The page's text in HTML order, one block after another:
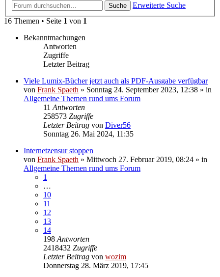
Suche
Erweiterte Suche
16 Themen • Seite 1 von 1
Bekanntmachungen
Antworten
Zugriffe
Letzter Beitrag
Viele Lumix-Bücher jetzt auch als PDF-Ausgabe verfügbar
von Frank Spaeth » Sonntag 24. September 2023, 12:38 » in
Allgemeine Themen rund ums Forum
11 Antworten
258573 Zugriffe
Letzter Beitrag von Diver56
Sonntag 26. Mai 2024, 11:35
Internetzensur stoppen
von Frank Spaeth » Mittwoch 27. Februar 2019, 08:24 » in
Allgemeine Themen rund ums Forum
1
…
10
11
12
13
14
198 Antworten
2418432 Zugriffe
Letzter Beitrag von wozim
Donnerstag 28. März 2019, 17:45